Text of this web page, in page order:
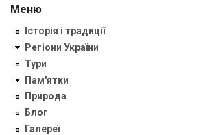
Меню
Історія і традиції
Регіони України
Тури
Пам'ятки
Природа
Блог
Галереї